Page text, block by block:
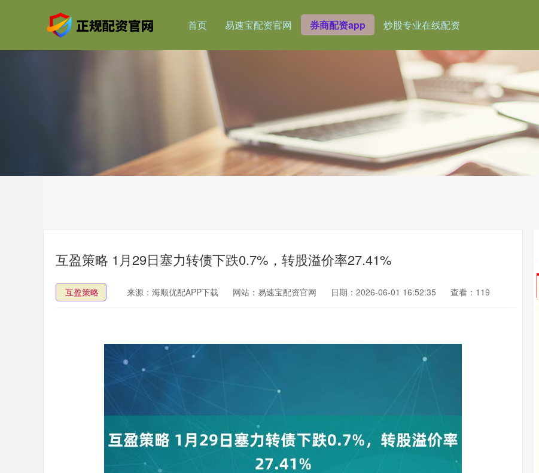
首页 易速宝配资官网 券商配资app 炒股专业在线配资
互盈策略 1月29日塞力转债下跌0.7%，转股溢价率27.41%
互盈策略 来源：海顺优配APP下载 网站：易速宝配资官网 日期：2026-06-01 16:52:35 查看：119